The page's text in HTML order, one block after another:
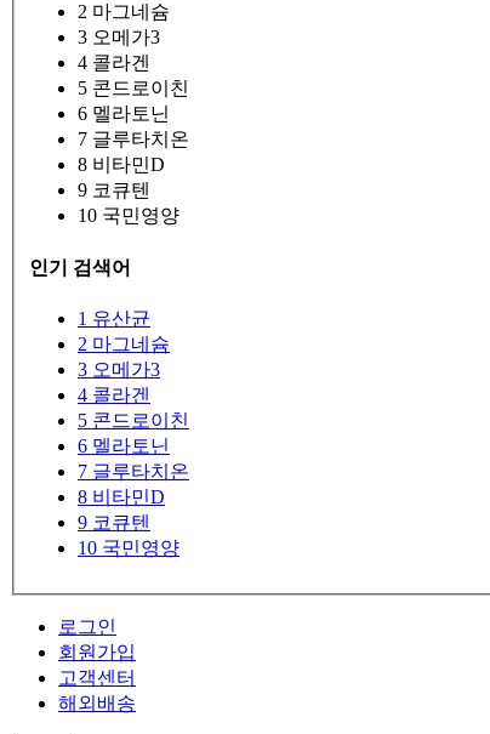
2 마그네슘
3 오메가3
4 콜라겐
5 콘드로이친
6 멜라토닌
7 글루타치온
8 비타민D
9 코큐텐
10 국민영양
인기 검색어
1 유산균
2 마그네슘
3 오메가3
4 콜라겐
5 콘드로이친
6 멜라토닌
7 글루타치온
8 비타민D
9 코큐텐
10 국민영양
로그인
회원가입
고객센터
해외배송